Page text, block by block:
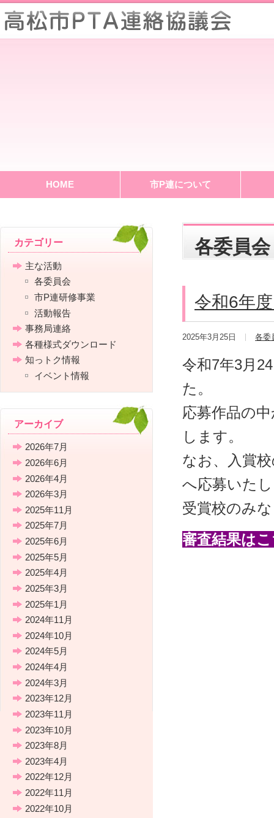
HOME 市P連について
各委員会
令和6年
2025年3月25日 各委
令和7年3月
た。
応募作品の
します。
なお、入賞
へ応募いた
受賞校のみ
審査結果は
カテゴリー
主な活動
各委員会
市P連研修事業
活動報告
事務局連絡
各種様式ダウンロード
知っトク情報
イベント情報
アーカイブ
2026年7月
2026年6月
2026年4月
2026年3月
2025年11月
2025年7月
2025年6月
2025年5月
2025年4月
2025年3月
2025年1月
2024年11月
2024年10月
2024年5月
2024年4月
2024年3月
2023年12月
2023年11月
2023年10月
2023年8月
2023年4月
2022年12月
2022年11月
2022年10月